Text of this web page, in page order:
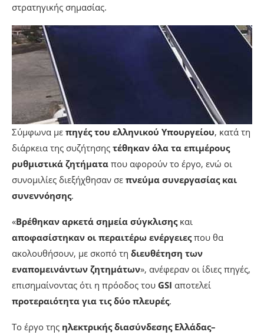
στρατηγικής σημασίας.
Σύμφωνα με πηγές του ελληνικού Υπουργείου, κατά τη
διάρκεια της συζήτησης τέθηκαν όλα τα επιμέρους
ρυθμιστικά ζητήματα που αφορούν το έργο, ενώ οι
συνομιλίες διεξήχθησαν σε πνεύμα συνεργασίας και
συνεννόησης.
«Βρέθηκαν αρκετά σημεία σύγκλισηςκαι
αποφασίστηκαν οι περαιτέρω ενέργειεςπου θα
ακολουθήσουν, με σκοπό τη διευθέτηση των
εναπομεινάντων ζητημάτων», ανέφεραν οι ίδιες πηγές,
επισημαίνοντας ότι η πρόοδος του GSI αποτελεί
προτεραιότητα για τις δύο πλευρές.
Το έργο της ηλεκτρικής διασύνδεσης Ελλάδας–